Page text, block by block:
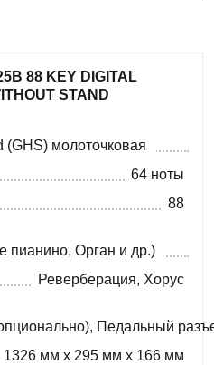
88 KEY DIGITAL
STAND
(GHS) молоточковая
64 ноты
88
пианино, Орган и др.)
Реверберация, Хорус
Педальный
1326 мм x 295 мм x 166 мм